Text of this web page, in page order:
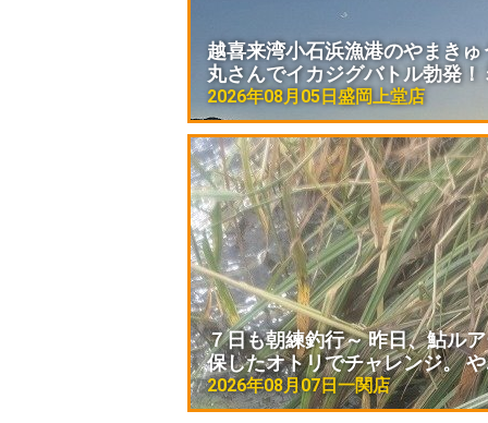
越喜来湾小石浜漁港のやまきゅ
丸さんでイカジグバトル勃発
2026年08月05日 盛岡上堂店
７日も朝練釣行～ 昨日、鮎ル
保したオトリでチャレンジ。
2026年08月07日一関店